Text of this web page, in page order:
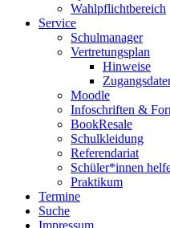
Wahlpflichtbereich
Service
Schulmanager
Vertretungsplan
Hinweise
Moodle
Infoschriften &
BookResale
Schulkleidung
Referendariat
Schüler*innen
Praktikum
Termine
Suche
Impressum